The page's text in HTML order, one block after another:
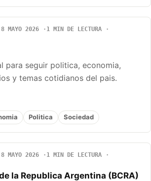
8 MAYO 2026
1 MIN DE LECTURA
para seguir politica, economia,
y temas cotidianos del pais.
Politica Sociedad
8 MAYO 2026
1 MIN DE LECTURA
la Republica Argentina (BCRA)